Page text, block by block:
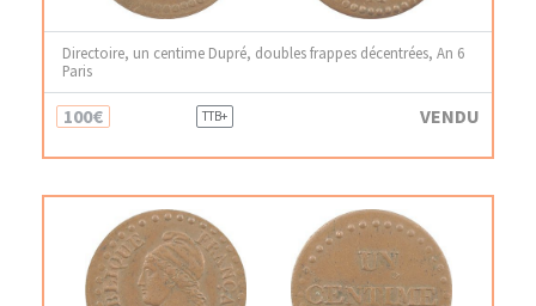
Directoire, un centime Dupré, doubles frappes décentrées, An 6
Paris
100€ TTB+ VENDU